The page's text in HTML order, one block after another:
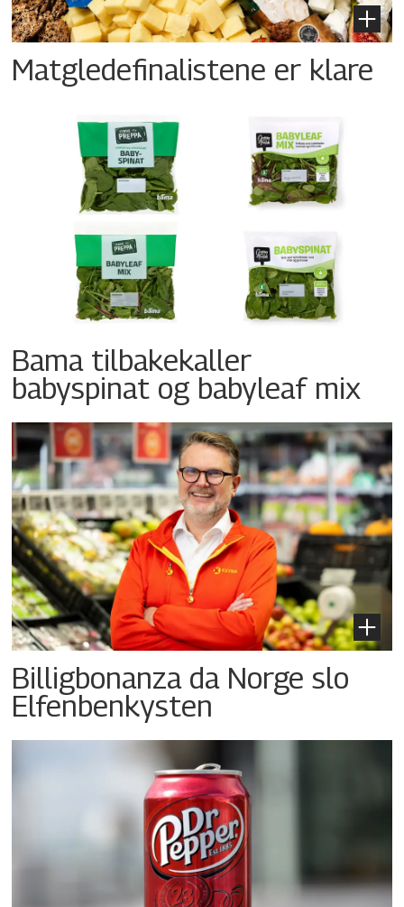
Matgledefinalistene er klare
Bama tilbakekaller
babyspinat og babyleaf mix
Billigbonanza da Norge slo
Elfenbenkysten